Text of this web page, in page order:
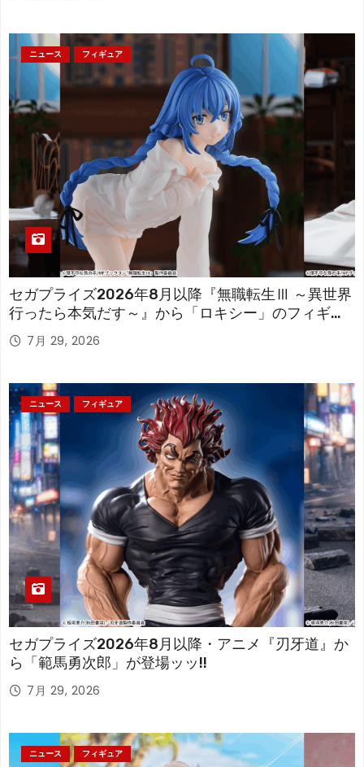
ニュース フィギュア
セガプライズ2026年8月以降『無職転生Ⅲ ～異世界
行ったら本気だす～』から「ロキシー」のフィギュ
アが登場！
7月 29, 2026
ニュース フィギュア
セガプライズ2026年8月以降・アニメ『刃牙道』か
ら「範馬勇次郎」が登場ッッ!!
7月 29, 2026
ニュース フィギュア